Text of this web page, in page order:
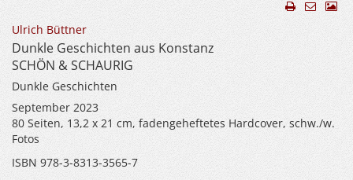
Ulrich Büttner
Dunkle Geschichten aus Konstanz
SCHÖN & SCHAURIG
Dunkle Geschichten
September 2023
80 Seiten, 13,2 x 21 cm, fadengeheftetes Hardcover, schw./w.
Fotos
ISBN 978-3-8313-3565-7